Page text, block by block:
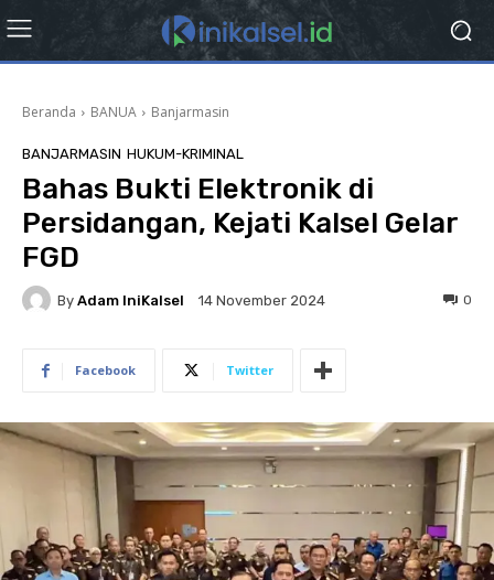
Beranda BANUA Banjarmasin
BANJARMASIN HUKUM-KRIMINAL
Bahas Bukti Elektronik di
Persidangan, Kejati Kalsel Gelar
FGD
By Adam IniKalsel 14 November 2024 0
Facebook Twitter